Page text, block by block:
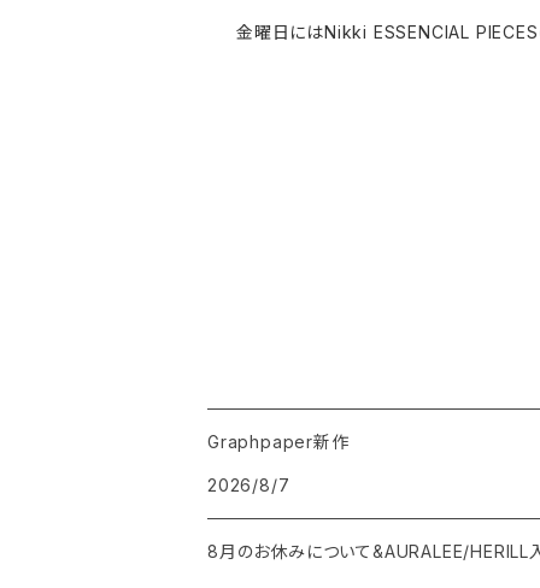
金曜日にはNikki ESSENCIAL PIECES
Graphpaper新作
2026/8/7
8月のお休みについて&AURALEE/HERILL